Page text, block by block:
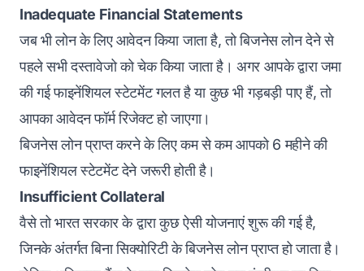
Inadequate Financial Statements
जब भी लोन के लिए आवेदन किया जाता है, तो बिजनेस लोन देने से
पहले सभी दस्तावेजो को चेक किया जाता है। अगर आपके द्वारा जमा
की गई फाइनेंशियल स्टेटमेंट गलत है या कुछ भी गड़बड़ी पाए हैं, तो
आपका आवेदन फॉर्म रिजेक्ट हो जाएगा।
बिजनेस लोन प्राप्त करने के लिए कम से कम आपको 6 महीने की
फाइनेंशियल स्टेटमेंट देने जरूरी होती है।
Insufficient Collateral
वैसे तो भारत सरकार के द्वारा कुछ ऐसी योजनाएं शुरू की गई है,
जिनके अंतर्गत बिना सिक्योरिटी के बिजनेस लोन प्राप्त हो जाता है।